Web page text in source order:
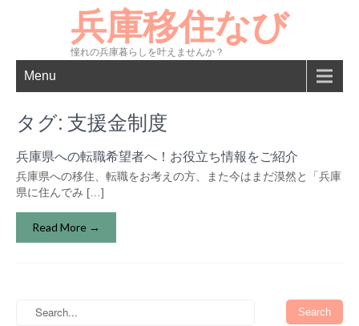
兵庫移住なび
憧れの兵庫暮らしを叶えませんか？
Menu
タグ: 支援金制度
兵庫県への転職希望者へ！お役立ち情報をご紹介
兵庫県への移住、転職をお考えの方、また今はまだ漠然と「兵庫
県に住んでみ […]
Read More →